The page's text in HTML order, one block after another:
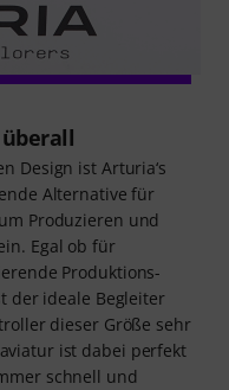
Design ist Arturia‘s
Alternative für
Produzieren und
Egal ob für
Produktions-
der ideale Begleiter
dieser Größe sehr
ist dabei perfekt
schnell und